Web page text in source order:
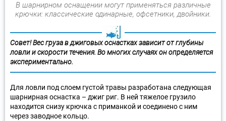
В шарнирном оснащении могут применяться различные
крючки: классические одинарные, офсетники, двойники.
Совет! Вес груза в джиговых оснастках зависит от глубины
ловли и скорости течения. Во многих случаях он определяется
экспериментально.
Для ловли под слоем густой травы разработана следующая
шарнирная оснастка – джиг риг. В ней тяжелое грузило
находится снизу крючка с приманкой и соединено с ним
через заводное кольцо.